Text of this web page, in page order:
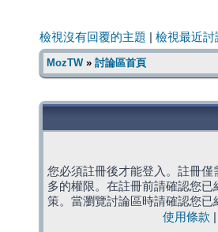
檢視沒有回覆的主題 檢視最近討
MozTW» 討論區首頁
您必須註冊後才能登入。註冊
多的權限。在註冊前請確認您
策。當瀏覽討論區時請確認您已
使用條款